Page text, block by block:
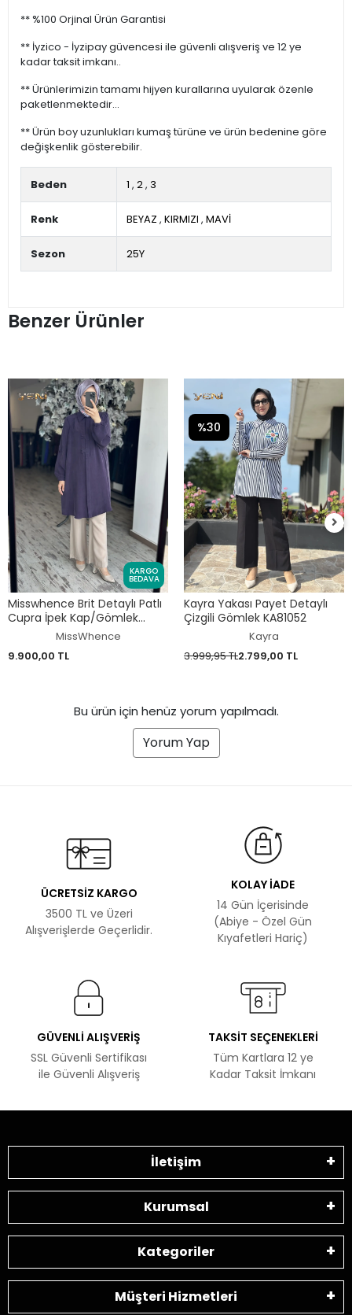
** %100 Orjinal Ürün Garantisi
** İyzico - İyzipay güvencesi ile güvenli alışveriş ve 12 ye
kadar taksit imkanı..
** Ürünlerimizin tamamı hijyen kurallarına uyularak özenle
paketlenmektedir...
** Ürün boy uzunlukları kumaş türüne ve ürün bedenine göre
değişkenlik gösterebilir.
Beden 1 , 2, 3
Renk BEYAZ , KIRMIZI , MAVİ
Sezon 25Y
Benzer Ürünler
KARGO
BEDAVA
Misswhence Brit Detaylı Patlı
Cupra İpek Kap/Gömlek
MissWhence
9.900,00 TL
Kayra Yakası Payet Detaylı
Çizgili Gömlek KA81052
Kayra
3.999,95 TL2.799,00 TL
%30
Bu ürün için henüz yorum yapılmadı.
Yorum Yap
ÜCRETSİZ KARGO
3500 TL ve Üzeri
Alışverişlerde Geçerlidir.
KOLAY İADE
14 Gün İçerisinde
(Abiye - Özel Gün
Kıyafetleri Hariç)
GÜVENLİ ALIŞVERİŞ
SSL Güvenli Sertifikası
ile Güvenli Alışveriş
TAKSİT SEÇENEKLERİ
Tüm Kartlara 12 ye
Kadar Taksit İmkanı
İletişim
Kurumsal
Kategoriler
Müşteri Hizmetleri